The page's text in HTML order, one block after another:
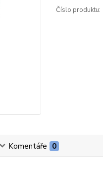
Číslo produktu:
Komentáře 0